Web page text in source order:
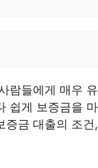
람들에게 매우
쉽게 보증금을
금 대출의 조건